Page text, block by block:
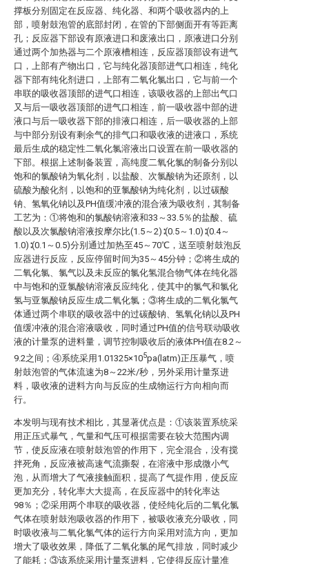
撑板分别固定在反应器、纯化器、和两个吸收器内的上
部，喷射鼓泡管的底部封闭，在管的下部侧面开有等距离
孔；反应器下部设有原液进口和废液出口，原液进口分别
通过两个加热器与二个原液槽相连，反应器顶部设有进气
口，上部有产物出口，它与纯化器顶部进气口相连，纯化
器下部有纯化剂进口，上部有二氧化氯出口，它与前一个
串联的吸收器顶部的进气口相连，该吸收器的上部出气口
又与后一吸收器顶部的进气口相连，前一吸收器中部的进
液口与后一吸收器下部的排液口相连，后一吸收器的上部
与中部分别设有剩余气的排气口和吸收液的进液口，系统
最后生成的稳定性二氧化氯溶液出口设置在前一吸收器的
下部。根据上述制备装置，高纯度二氧化氯的制备分别以
饱和的氯酸钠为氧化剂，以盐酸、次氯酸钠为还原剂，以
硫酸为酸化剂，以饱和的亚氯酸钠为纯化剂，以过碳酸
钠、氢氧化钠以及PH值缓冲液的混合液为吸收剂，其制备
工艺为：①将饱和的氯酸钠溶液和33～33.5％的盐酸、硫
酸以及次氯酸钠溶液按摩尔比(1.5～2)∶(0.5～1.0)∶(0.4～
1.0)∶(0.1～0.5)分别通过加热至45～70℃，送至喷射鼓泡反
应器进行反应，反应停留时间为35～45分钟；②将生成的
二氧化氯、氯气以及未反应的氯化氢混合物气体在纯化器
中与饱和的亚氯酸钠溶液反应纯化，使其中的氯气和氯化
氢与亚氯酸钠反应生成二氧化氯；③将生成的二氧化氯气
体通过两个串联的吸收器中的过碳酸钠、氢氧化钠以及PH
值缓冲液的混合溶液吸收，同时通过PH值的信号联动吸收
液的计量泵的进料量，调节控制吸收后的液体PH值在8.2～
9.2之间；④系统采用1.01325×105pa(latm)正压暴气，喷
射鼓泡管的气体流速为8～22米/秒，另外采用计量泵进
料，吸收液的进料方向与反应的生成物运行方向相向而
行。
本发明与现有技术相比，其显著优点是：①该装置系统采
用正压式暴气，气量和气压可根据需要在较大范围内调
节，使反应液在喷射鼓泡管的作用下，完全混合，没有搅
拌死角，反应液被高速气流撕裂，在溶液中形成微小气
泡，从而增大了气液接触面积，提高了气提作用，使反应
更加充分，转化率大大提高，在反应器中的转化率达
98％；②采用两个串联的吸收器，使经纯化后的二氧化氯
气体在喷射鼓泡吸收器的作用下，被吸收液充分吸收，同
时吸收液与二氧化氯气体的运行方向采用对流方向，更加
增大了吸收效果，降低了二氧化氯的尾气排放，同时减少
了能耗；③该系统采用计量泵进料，它使得反应计量准